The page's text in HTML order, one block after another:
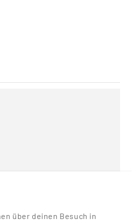
über deinen Besuch in